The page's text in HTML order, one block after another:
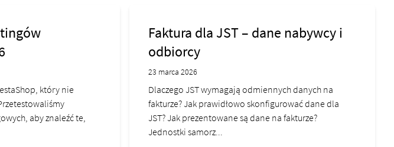
który nie
aby znaleźć te,
Faktura dla JST – dane nabywcy i
odbiorcy
23 marca 2026
Dlaczego JST wymagają odmiennych danych na
fakturze? Jak prawidłowo skonfigurować dane dla
JST? Jak prezentowane są dane na fakturze?
Jednostki samorz...